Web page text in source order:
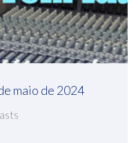
maio de 2024